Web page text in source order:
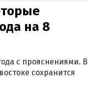
на 8
с прояснениями. В
сохранится